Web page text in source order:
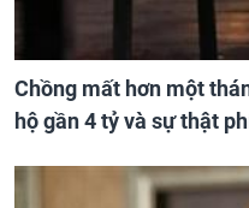
Chồng mất hơn một
hộ gần 4 tỷ và sự thật